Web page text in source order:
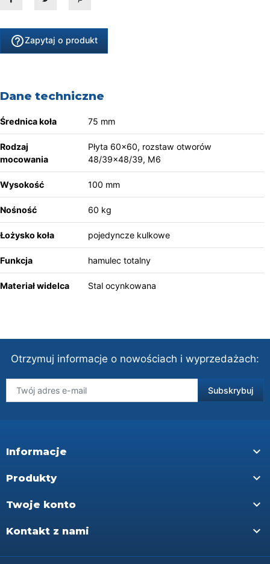
help_outlineZapytaj o produkt
Dane techniczne
Średnica koła 75 mm
Rodzaj
mocowania
Płyta 60x60, rozstaw otworów
48/39x48/39, M6
Wysokość 100 mm
Nośność 60 kg
Łożysko koła pojedyncze kulkowe
Funkcja hamulec totalny
Materiał widelca Stal ocynkowana
Otrzymuj informacje o nowościach i wyprzedażach:
Informacje 
Produkty 
Twoje konto 
Kontakt z nami 